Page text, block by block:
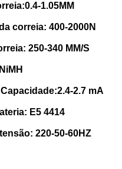
1.05MM
correia: 400-2000N
250-340 MM/S
2.7 mA
E5 4414
220-50-60HZ